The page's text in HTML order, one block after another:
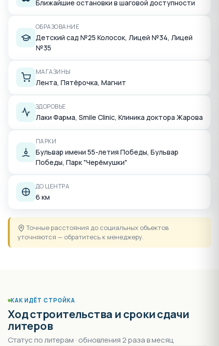
Ближайшие остановки в шаговой доступности
ОБРАЗОВАНИЕ
Детский сад №25 Колосок, Лицей №34, Лицей
№35
МАГАЗИНЫ
Лента, Пятёрочка, Магнит
ЗДОРОВЬЕ
Лаки Фарма, Smile Clinic, Клиника доктора Жарова
ПАРКИ
Бульвар имени 55-летия Победы, Бульвар
Победы, Парк "Черёмушки"
ДО ЦЕНТРА
6 км
Точные расстояния до социальных объектов
уточняются — обратитесь к менеджеру.
КАК ИДЁТ СТРОЙКА
Ход строительства и сроки сдачи
литеров
Статус по литерам · обновления 2 раза в месяц